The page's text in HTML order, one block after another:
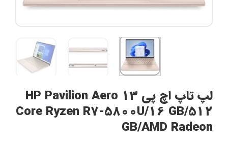
لپ تاپ اچ پی HP Pavilion Aero 13
Core Ryzen R7-5800U/16 GB/512
GB/AMD Radeon